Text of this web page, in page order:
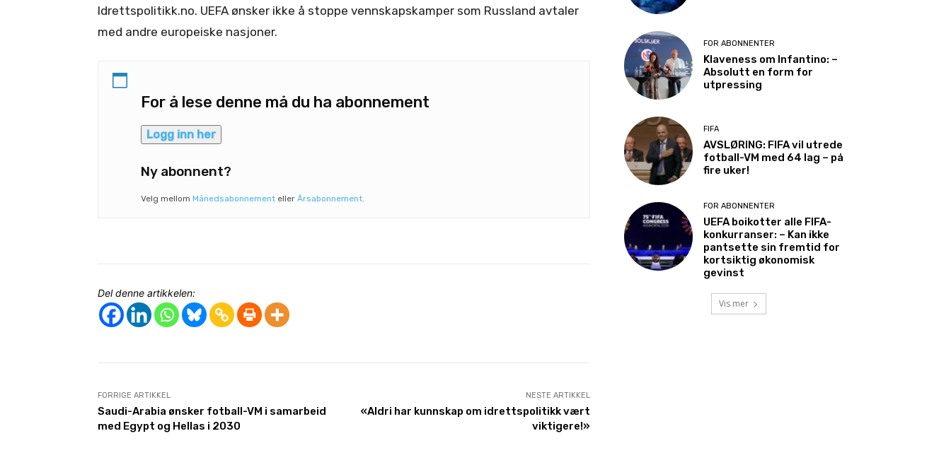
Idrettspolitikk.no. UEFA ønsker ikke å stoppe vennskapskamper som Russland avtaler
med andre europeiske nasjoner.
For å lese denne må du ha abonnement
Logg inn her
Ny abonnent?
Velg mellom Månedsabonnement eller Årsabonnement.
Del denne artikkelen:
FORRIGE ARTIKKEL
Saudi-Arabia ønsker fotball-VM i samarbeid
med Egypt og Hellas i 2030
NESTE ARTIKKEL
«Aldri har kunnskap om idrettspolitikk vært
viktigere!»
FOR ABONNENTER
Klaveness om Infantino: –
Absolutt en form for
utpressing
FIFA
AVSLØRING: FIFA vil utrede
fotball-VM med 64 lag – på
fire uker!
FOR ABONNENTER
UEFA boikotter alle FIFA-
konkurranser: – Kan ikke
pantsette sin fremtid for
kortsiktig økonomisk
gevinst
Vis mer